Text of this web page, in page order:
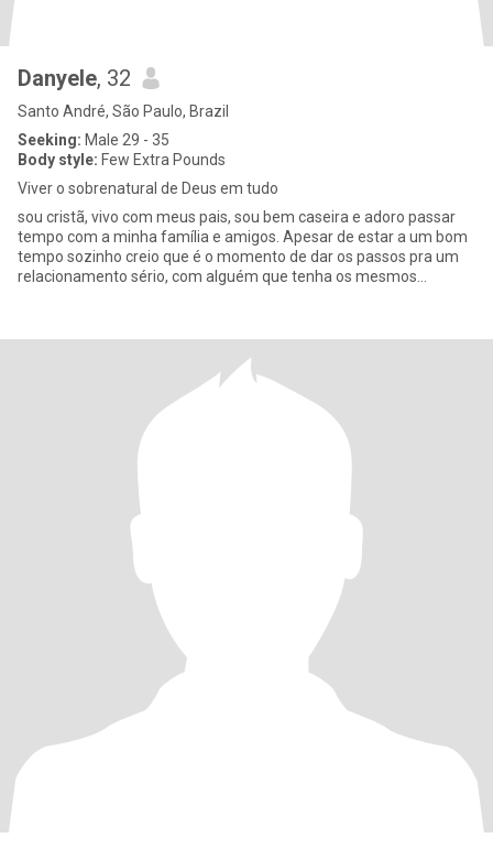
Danyele, 32
Santo André, São Paulo, Brazil
Seeking: Male 29 - 35
Body style: Few Extra Pounds
Viver o sobrenatural de Deus em tudo
sou cristã, vivo com meus pais, sou bem caseira e adoro passar
tempo com a minha família e amigos. Apesar de estar a um bom
tempo sozinho creio que é o momento de dar os passos pra um
relacionamento sério, com alguém que tenha os mesmos